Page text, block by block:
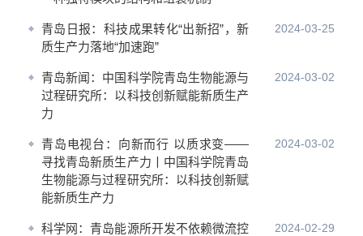
青岛日报：科技成果转化“出新招”，新
质生产力落地“加速跑”
2024-03-25
青岛新闻：中国科学院青岛生物能源与
过程研究所：以科技创新赋能新质生产
力
2024-03-02
青岛电视台：向新而行 以质求变——
寻找青岛新质生产力丨中国科学院青岛
生物能源与过程研究所：以科技创新赋
能新质生产力
2024-03-02
科学网：青岛能源所开发不依赖微流控
2024-02-29